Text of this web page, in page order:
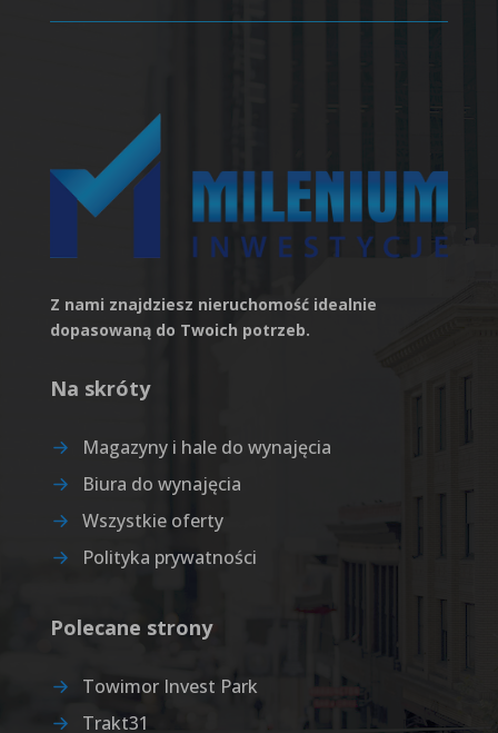
Z nami znajdziesz nieruchomość idealnie
dopasowaną do Twoich potrzeb.
Na skróty
Magazyny i hale do wynajęcia
Biura do wynajęcia
Wszystkie oferty
Polityka prywatności
Polecane strony
Towimor Invest Park
Trakt31